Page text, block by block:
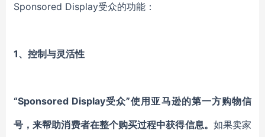
Sponsored Display受众的功能：
1、控制与灵活性
“Sponsored Display受众”使用亚马逊的第一方购物信
号，来帮助消费者在整个购买过程中获得信息。 如果卖家